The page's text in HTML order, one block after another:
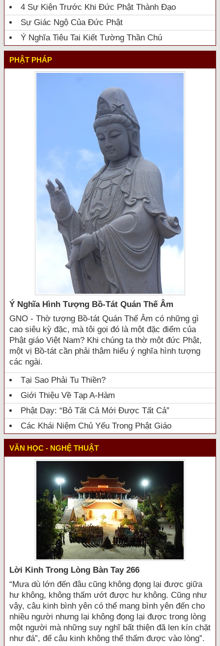
4 Sự Kiện Trước Khi Đức Phật Thành Đạo
Sự Giác Ngộ Của Đức Phật
Ý Nghĩa Tiêu Tai Kiết Tường Thần Chú
PHẬT PHÁP
Ý Nghĩa Hình Tượng Bồ-Tát Quán Thế Âm
GNO - Thờ tượng Bồ-tát Quán Thế Âm có những gì
cao siêu kỳ đặc, mà tôi gọi đó là một đặc điểm của
Phật giáo Việt Nam? Khi chúng ta thờ một đức Phật,
một vị Bồ-tát cần phải thâm hiểu ý nghĩa hình tượng
các ngài.
Tại Sao Phải Tu Thiền?
Giới Thiệu Về Tạp A-Hàm
Phật Dạy: “Bỏ Tất Cả Mới Được Tất Cả”
Các Khái Niệm Chủ Yếu Trong Phật Giáo
VĂN HỌC - NGHỆ THUẬT
Lời Kinh Trong Lòng Bàn Tay 266
“Mưa dù lớn đến đâu cũng không đọng lại được giữa
hư không, không thấm ướt được hư không. Cũng như
vậy, câu kinh bình yên có thể mang bình yên đến cho
nhiều người nhưng lại không đọng lại được trong lòng
một người mà những suy nghĩ bất thiện đã len kín chặt
như đá”, để câu kinh không thể thấm được vào lòng”.